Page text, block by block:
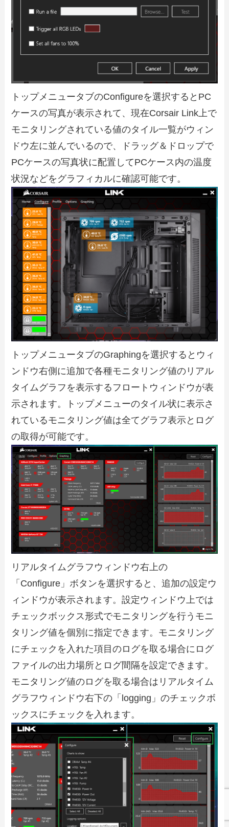
トップメニュータブのConfigureを選択するとPC
ケースの写真が表示されて、現在Corsair Link上で
モニタリングされている値のタイル一覧がウィン
ドウ左に並んでいるので、ドラッグ＆ドロップで
PCケースの写真状に配置してPCケース内の温度
状況などをグラフィカルに確認可能です。
トップメニュータブのGraphingを選択するとウィ
ンドウ右側に追加で各種モニタリング値のリアル
タイムグラフを表示するフロートウィンドウが表
示されます。トップメニューのタイル状に表示さ
れているモニタリング値は全てグラフ表示とログ
の取得が可能です。
リアルタイムグラフウィンドウ右上の
「Configure」ボタンを選択すると、追加の設定ウ
ィンドウが表示されます。設定ウィンドウ上では
チェックボックス形式でモニタリングを行うモニ
タリング値を個別に指定できます。モニタリング
にチェックを入れた項目のログを取る場合にログ
ファイルの出力場所とログ間隔を設定できます。
モニタリング値のログを取る場合はリアルタイム
グラフウィンドウ右下の「logging」のチェックボ
ックスにチェックを入れます。